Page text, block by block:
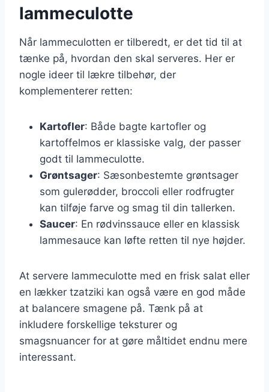
lammeculotte
Når lammeculotten er tilberedt, er det tid til at
tænke på, hvordan den skal serveres. Her er
nogle ideer til lækre tilbehør, der
komplementerer retten:
Kartofler: Både bagte kartofler og
kartoffelmos er klassiske valg, der passer
godt til lammeculotte.
Grøntsager: Sæsonbestemte grøntsager
som gulerødder, broccoli eller rodfrugter
kan tilføje farve og smag til din tallerken.
Saucer: En rødvinssauce eller en klassisk
lammesauce kan løfte retten til nye højder.
At servere lammeculotte med en frisk salat eller
en lækker tzatziki kan også være en god måde
at balancere smagene på. Tænk på at
inkludere forskellige teksturer og
smagsnuancer for at gøre måltidet endnu mere
interessant.